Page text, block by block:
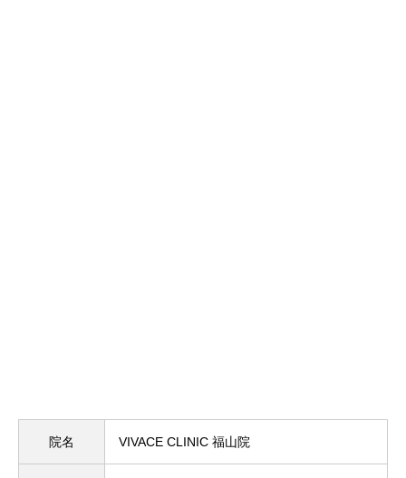
院名 VIVACE CLINIC 福山院